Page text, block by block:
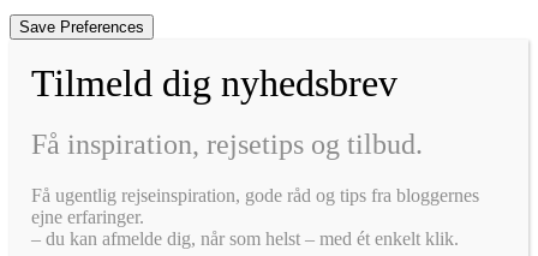
Tilmeld dig nyhedsbrev
Få inspiration, rejsetips og tilbud.
Få ugentlig rejseinspiration, gode råd og tips fra bloggernes
ejne erfaringer.
– du kan afmelde dig, når som helst – med ét enkelt klik.